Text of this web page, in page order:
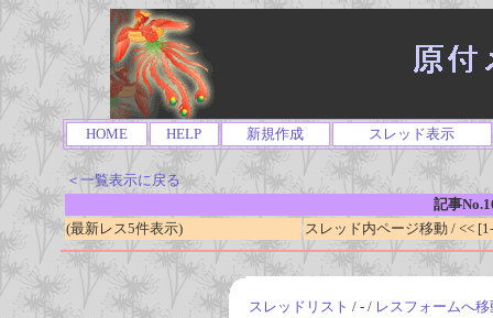
HOME HELP 新規作成 スレッド表示
＜一覧表示に戻る
記事
(最新レス5件表示)
スレッド内ページ移動 / <<
スレッドリスト / - / レスフォームへ移